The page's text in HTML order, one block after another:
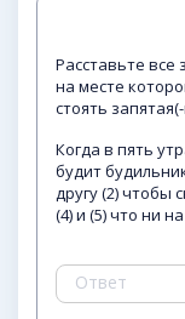
Расставьте все
на месте
стоять
Когда в пять
будит
другу (2) чтобы
(4) и (5) что ни